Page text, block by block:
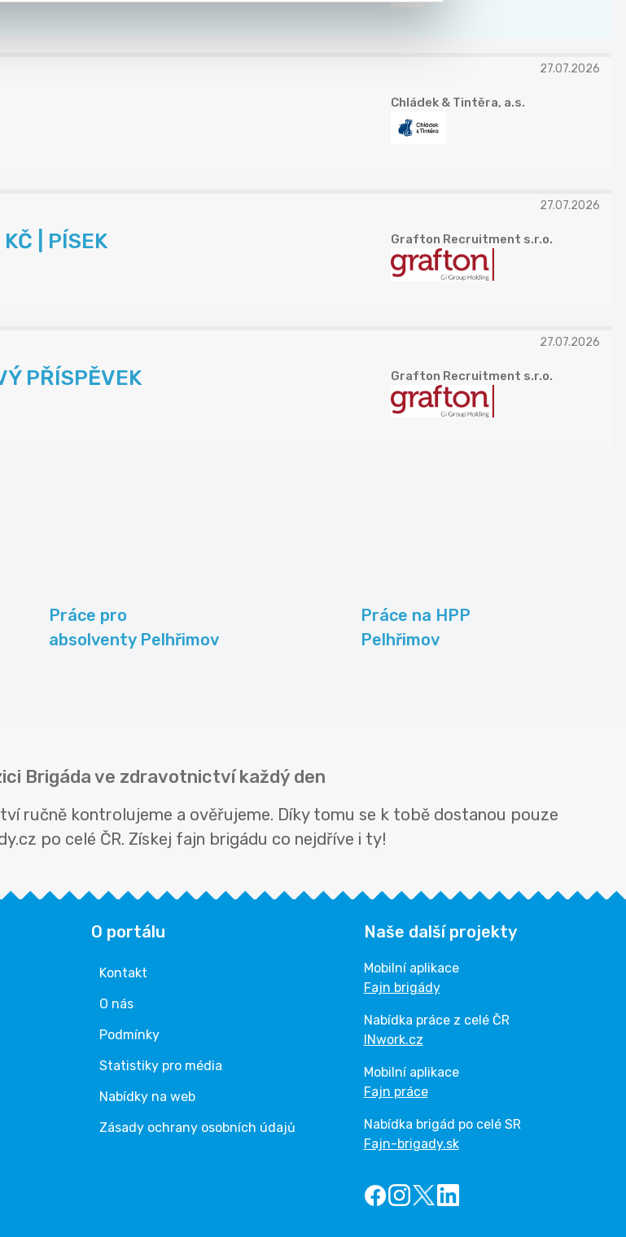
27.07.2026
Chládek & Tintěra, a.s.
27.07.2026
| PÍSEK Grafton Recruitment s.r.o.
27.07.2026
PŘÍSPĚVEK Grafton Recruitment s.r.o.
Práce pro
absolventy Pelhřimov
Práce na HPP
Pelhřimov
Brigáda ve zdravotnictví každý den
ručně kontrolujeme a ověřujeme. Díky tomu se k tobě dostanou pouze
po celé ČR. Získej fajn brigádu co nejdříve i ty!
O portálu
Kontakt
O nás
Podmínky
Statistiky pro média
Nabídky na web
Zásady ochrany osobních údajů
Naše další projekty
Mobilní aplikace
Fajn brigády
Nabídka práce z celé ČR
INwork.cz
Mobilní aplikace
Fajn práce
Nabídka brigád po celé SR
Fajn-brigady.sk